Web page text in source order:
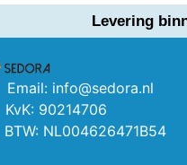
Levering
Email: info@sedora.nl
KvK: 90214706
BTW: NL004626471B54